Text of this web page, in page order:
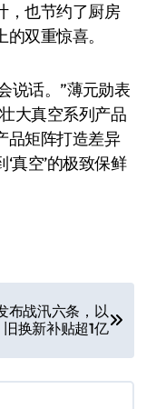
，也节约了厨房
双重惊喜。
说话。”薄元勋表
大真空系列产品
品矩阵打造差异
真空’的极致保鲜
布战汛六条，以
旧换新补贴超1亿